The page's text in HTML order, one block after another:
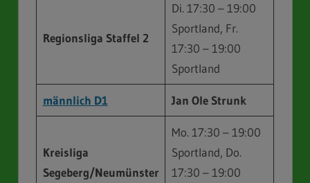
Regionsliga Staffel 2
Di. 17:30 – 19:00
Sportland, Fr.
17:30 – 19:00
Sportland
männlich D1 Jan Ole Strunk
Kreisliga
Segeberg/Neumünster
Mo. 17:30 – 19:00
Sportland, Do.
17:30 – 19:00